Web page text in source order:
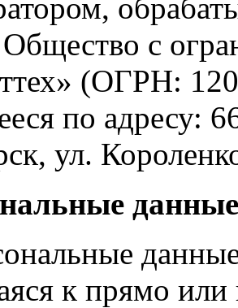
Общество с
(ОГРН:
по адресу:
ул.
к прямо